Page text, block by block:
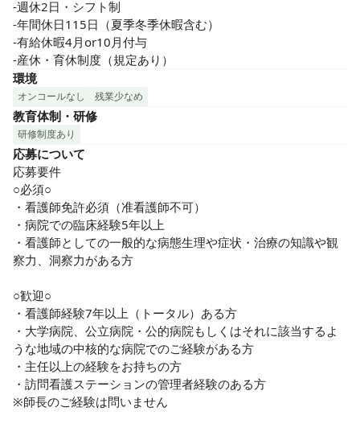
-週休2日・シフト制
-年間休日115日（夏季冬季休暇含む）
-有給休暇4月or10月付与
-産休・育休制度（規定あり）
環境
オンコールなし 残業少なめ
教育体制・研修
研修制度あり
応募について
応募要件
○必須○
・看護師免許必須（准看護師不可）
・病院での臨床経験5年以上
・看護師としての一般的な病態生理や症状・治療の知識や観
察力、洞察力がある方
○歓迎○
・看護師経験7年以上（トータル）ある方
・大学病院、公立病院・公的病院もしくはそれに該当するよ
うな地域の中核的な病院でのご経験がある方
・主任以上の経験をお持ちの方
・訪問看護ステーションの管理者経験のある方
※師長のご経験は問いません